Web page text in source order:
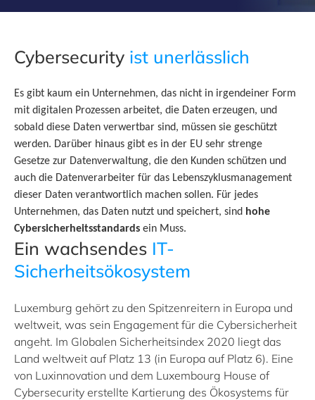
Cybersecurity ist unerlässlich
Es gibt kaum ein Unternehmen, das nicht in irgendeiner Form
mit digitalen Prozessen arbeitet, die Daten erzeugen, und
sobald diese Daten verwertbar sind, müssen sie geschützt
werden. Darüber hinaus gibt es in der EU sehr strenge
Gesetze zur Datenverwaltung, die den Kunden schützen und
auch die Datenverarbeiter für das Lebenszyklusmanagement
dieser Daten verantwortlich machen sollen. Für jedes
Unternehmen, das Daten nutzt und speichert, sind hohe
Cybersicherheitsstandards ein Muss.
Ein wachsendes IT-
Sicherheitsökosystem
Luxemburg gehört zu den Spitzenreitern in Europa und
weltweit, was sein Engagement für die Cybersicherheit
angeht. Im Globalen Sicherheitsindex 2020 liegt das
Land weltweit auf Platz 13 (in Europa auf Platz 6). Eine
von Luxinnovation und dem Luxembourg House of
Cybersecurity erstellte Kartierung des Ökosystems für